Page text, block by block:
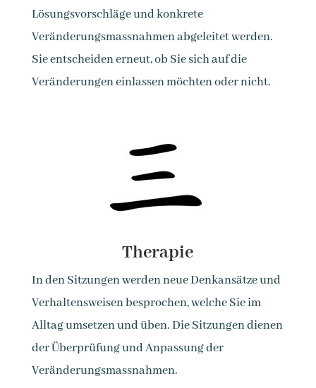
Lösungsvorschläge und konkrete
Veränderungsmassnahmen abgeleitet werden.
Sie entscheiden erneut, ob Sie sich auf die
Veränderungen einlassen möchten oder nicht.
Therapie
In den Sitzungen werden neue Denkansätze und
Verhaltensweisen besprochen, welche Sie im
Alltag umsetzen und üben. Die Sitzungen dienen
der Überprüfung und Anpassung der
Veränderungsmassnahmen.